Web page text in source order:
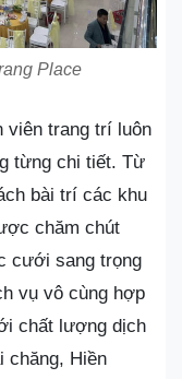
Place
viên trang trí luôn
từng chi tiết. Từ
bài trí các khu
chăm chút
cưới sang trọng
vụ vô cùng hợp
chất lượng dịch
chăng, Hiền